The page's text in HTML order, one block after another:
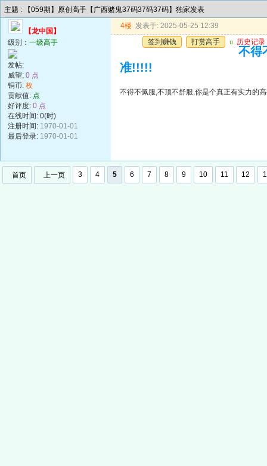
主题 : 【059期】原创高手【广西赌鬼37码37码37码】独家发表
【龙中国】
级别： 一级高手
发帖:
威望: 0 点
铜币: 枚
贡献值: 点
好评度: 0 点
在线时间: 0(时)
注册时间: 1970-01-01
最后登录: 1970-01-01
4楼 发表于: 2025-05-25 12:39
签到赚钱
打赏高手 u 历史记录
不得
准!!!!!
不得不佩服,不顶不舒服,你是个真正有实力的
首页 上一页 3 4 5 6 7 8 9 10 11 12